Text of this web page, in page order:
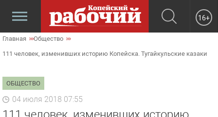
16+
Главная Общество
111 человек, изменивших историю Копейска. Тугайкульские казаки
ОБЩЕСТВО
04 июля 2018 07:55